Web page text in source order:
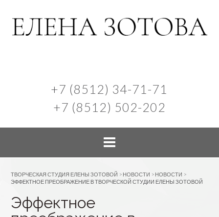
+7 (8512) 34-71-71
+7 (8512) 502-202
ТВОРЧЕСКАЯ СТУДИЯ ЕЛЕНЫ ЗОТОВОЙ > НОВОСТИ > НОВОСТИ >
ЭФФЕКТНОЕ ПРЕОБРАЖЕНИЕ В ТВОРЧЕСКОЙ СТУДИИ ЕЛЕНЫ ЗОТОВОЙ
Эффектное